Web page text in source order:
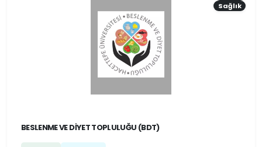
Sağlık
BESLENME VE DIYET TOPLULUĞU (BDT)